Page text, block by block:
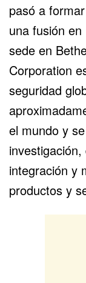
pasó a
una fusión
sede en
Corporation
seguridad
el mundo y
integración y
productos y